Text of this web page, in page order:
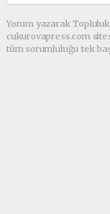
Yorum yazarak
cukurovapress.com
tüm sorumluluğu tek